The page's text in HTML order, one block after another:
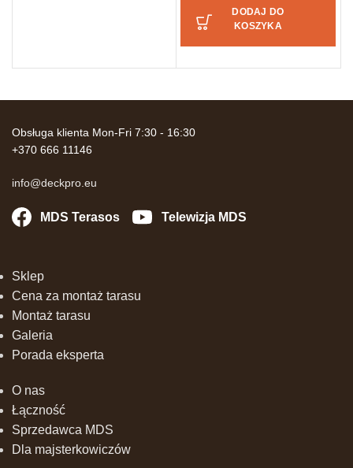
DODAJ DO
KOSZYKA
Obsługa klienta Mon-Fri 7:30 - 16:30
+370 666 11146
info@deckpro.eu
MDS Terasos Telewizja MDS
Sklep
Cena za montaż tarasu
Montaż tarasu
Galeria
Porada eksperta
O nas
Łączność
Sprzedawca MDS
Dla majsterkowiczów